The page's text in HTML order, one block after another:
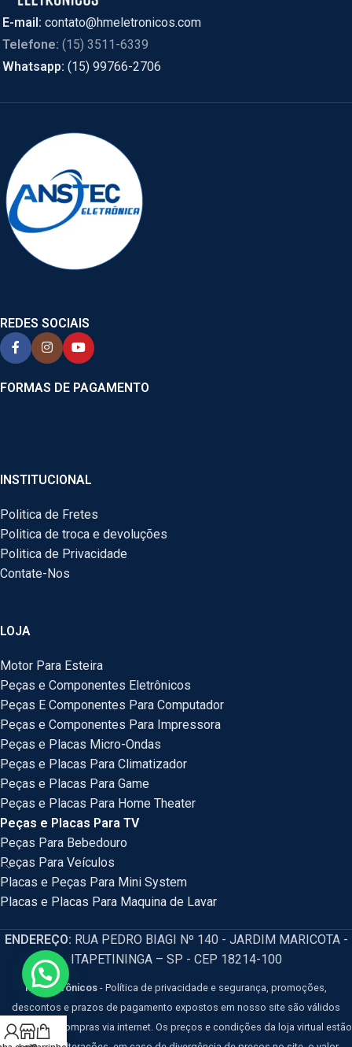
E-mail: contato@hmeletronicos.com
Telefone: (15) 3511-6339
Whatsapp: (15) 99766-2706
REDES SOCIAIS
FORMAS DE PAGAMENTO
INSTITUCIONAL
Politica de Fretes
Politica de troca e devoluções
Politica de Privacidade
Contate-Nos
LOJA
Motor Para Esteira
Peças e Componentes Eletrônicos
Peças E Componentes Para Computador
Peças e Componentes Para Impressora
Peças e Placas Micro-Ondas
Peças e Placas Para Climatizador
Peças e Placas Para Game
Peças e Placas Para Home Theater
Peças e Placas Para TV
Peças Para Bebedouro
Peças Para Veículos
Placas e Peças Para Mini System
Placas e Placas Para Maquina de Lavar
ENDEREÇO: RUA PEDRO BIAGI Nº 140 - JARDIM MARICOTA -
ITAPETININGA – SP - CEP 18214-100
HM Eletrônicos - Política de privacidade e segurança, promoções,
descontos e prazos de pagamento expostos em nosso site são válidos
apenas para compras via internet. Os preços e condições da loja virtual estão